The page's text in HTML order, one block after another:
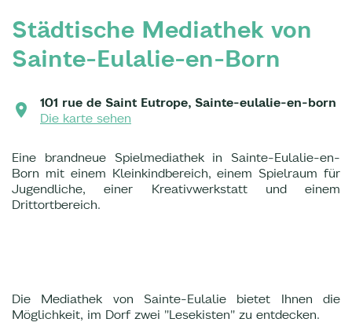
Städtische Mediathek von
Sainte-Eulalie-en-Born
101 rue de Saint Eutrope, Sainte-eulalie-en-born
Die karte sehen
Eine brandneue Spielmediathek in Sainte-Eulalie-en-
Born mit einem Kleinkindbereich, einem Spielraum für
Jugendliche, einer Kreativwerkstatt und einem
Drittortbereich.
Die Mediathek von Sainte-Eulalie bietet Ihnen die
Möglichkeit, im Dorf zwei "Lesekisten" zu entdecken.